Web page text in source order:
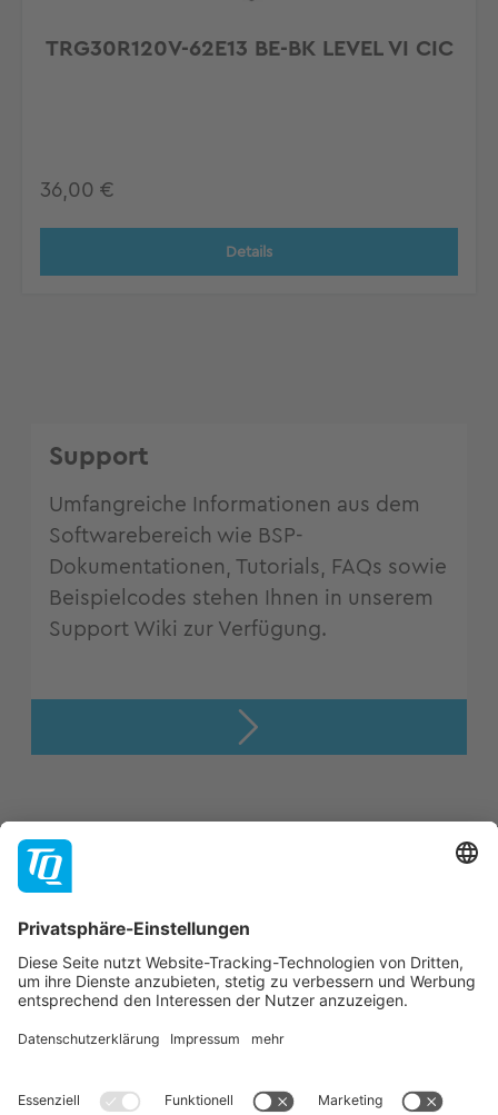
TRG30R120V-62E13 BE-BK LEVEL VI CIC
Regulärer Preis:
36,00 €
Details
Support
Umfangreiche Informationen aus dem
Softwarebereich wie BSP-
Dokumentationen, Tutorials, FAQs sowie
Beispielcodes stehen Ihnen in unserem
Support Wiki zur Verfügung.
Support
Unternehmen
Kontakt